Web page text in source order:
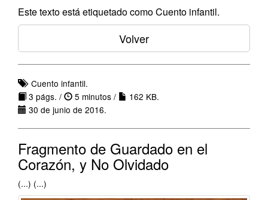
Este texto está etiquetado como Cuento infantil.
Volver
Cuento infantil.
3 págs. /
5 minutos /
162 KB.
30 de junio de 2016.
Fragmento de Guardado en el
Corazón, y No Olvidado
(...) (...)